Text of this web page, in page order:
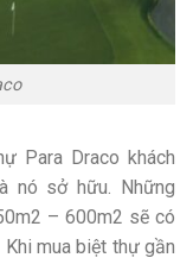
Para Draco khách
nó sở hữu. Những
– 600m2 sẽ có
mua biệt thự gần